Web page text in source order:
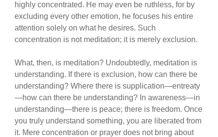
highly concentrated. He may even be ruthless, for by
excluding every other emotion, he focuses his entire
attention solely on what he desires. Such
concentration is not meditation; it is merely exclusion.
What, then, is meditation? Undoubtedly, meditation is
understanding. If there is exclusion, how can there be
understanding? Where there is supplication—entreaty
—how can there be understanding? In awareness—in
understanding—there is peace; there is freedom. Once
you truly understand something, you are liberated from
it. Mere concentration or prayer does not bring about